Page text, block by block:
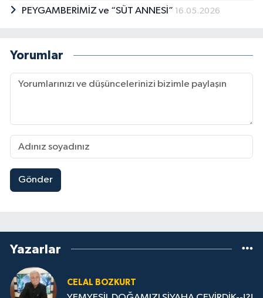
PEYGAMBERİMİZ ve “SÜT ANNESİ” 16.05.2026
Yorumlar
Gönder
Yazarlar
CELAL BOZKURT